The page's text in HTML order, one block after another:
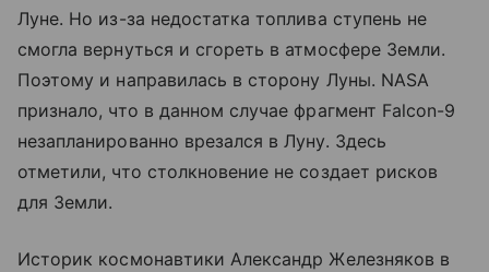
Луне. Но из-за недостатка топлива ступень не
смогла вернуться и сгореть в атмосфере Земли.
Поэтому и направилась в сторону Луны. NASA
признало, что в данном случае фрагмент Falcon-9
незапланированно врезался в Луну. Здесь
отметили, что столкновение не создает рисков
для Земли.
Историк космонавтики Александр Железняков в